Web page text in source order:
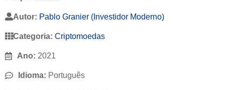
Autor: Pablo Granier (Investidor Moderno)
Categoria: Criptomoedas
Ano: 2021
Idioma: Português